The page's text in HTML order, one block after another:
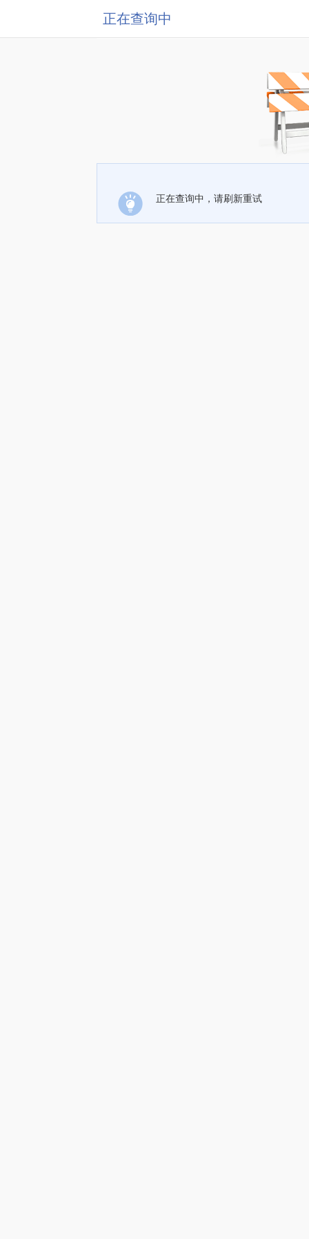
正在查询中
正在查询中，请刷新重试